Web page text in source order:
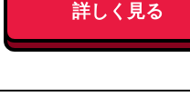
詳しく見る